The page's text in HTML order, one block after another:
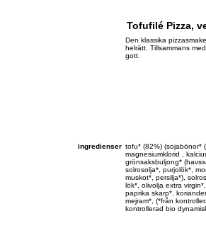
Tofufilé Pizza,
Den klassika
helrätt. Tillsammans
gott.
ingredienser tofu* (82%) (sojabönor*
magnesiumklorid ,
grönsaksbuljong*
solrosolja*, purjolök*,
muskot*, persilja*),
lök*, olivolja extra
paprika skarp*,
mejram*, (*från
kontrollerad bio